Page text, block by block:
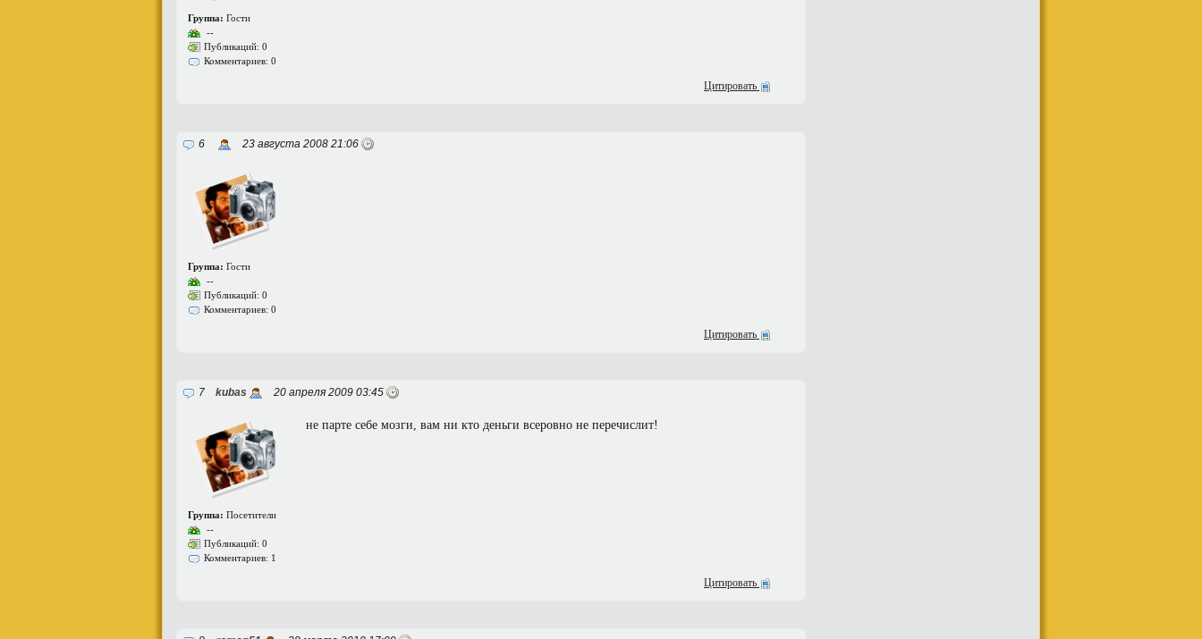
Группа: Гости
--
Публикаций: 0
Комментариев: 0
Цитировать
6 23 августа 2008 21:06
Группа: Гости
--
Публикаций: 0
Комментариев: 0
Цитировать
7 kubas 20 апреля 2009 03:45
Группа: Посетители
--
Публикаций: 0
Комментариев: 1
не парте себе мозги, вам ни кто деньги всеровно не перечислит!
Цитировать